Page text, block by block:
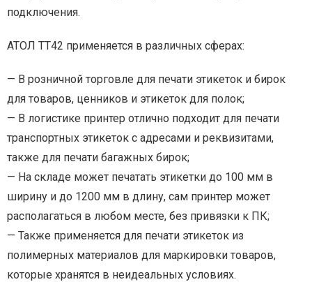
подключения.
АТОЛ ТТ42 применяется в различных сферах:
— В розничной торговле для печати этикеток и бирок
для товаров, ценников и этикеток для полок;
— В логистике принтер отлично подходит для печати
транспортных этикеток с адресами и реквизитами,
также для печати багажных бирок;
— На складе может печатать этикетки до 100 мм в
ширину и до 1200 мм в длину, сам принтер может
располагаться в любом месте, без привязки к ПК;
— Также применяется для печати этикеток из
полимерных материалов для маркировки товаров,
которые хранятся в неидеальных условиях.